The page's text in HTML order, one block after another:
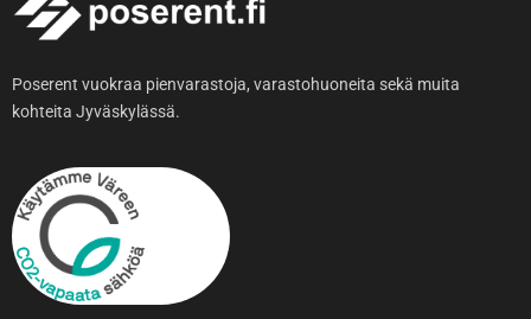
Poserent vuokraa pienvarastoja, varastohuoneita sekä muita
kohteita Jyväskylässä.